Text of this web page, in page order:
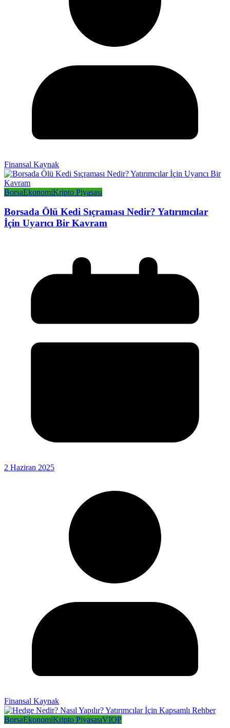
Finansal Kaynak
BorsaEkonomiKripto Piyasası
Borsada Ölü Kedi Sıçraması Nedir? Yatırımcılar
İçin Uyarıcı Bir Kavram
2 Haziran 2025
Finansal Kaynak
BorsaEkonomiKripto PiyasasıVIOP